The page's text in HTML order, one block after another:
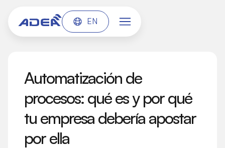
EN
Automatización de
procesos: qué es y por qué
tu empresa debería apostar
por ella